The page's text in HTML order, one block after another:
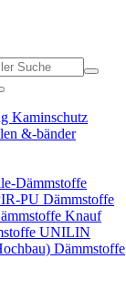
Kaminschutz
&-bänder
Dämmstoffe
PU Dämmstoffe
Knauf
UNILIN
Dämmstoffe